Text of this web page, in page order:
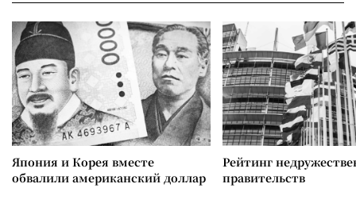
Япония и Корея вместе
обвалили американский доллар
Рейтинг
правительств